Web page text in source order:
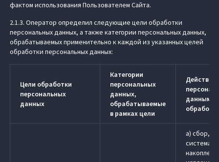
фактом использования Пользователем Сайта.
2.1.3. Оператор определил следующие цели обработки
персональных данных, а также категории персональных данных,
обрабатываемых применительно к каждой из указанных целей
обработки персональных данных:
Цели обработки
персональных
данных
Категории
персональных
данных,
обрабатываемые
в рамках цели
Действия
данными
a) сбор,